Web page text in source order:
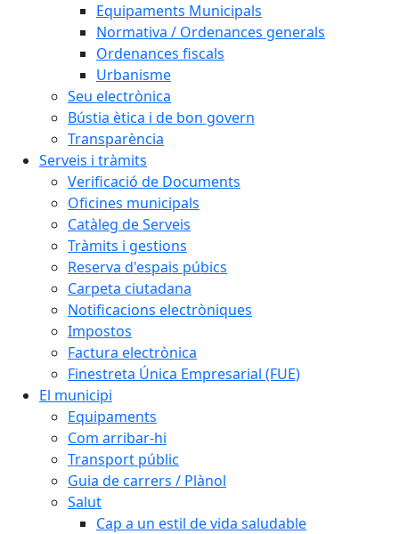
Equipaments Municipals
Normativa / Ordenances generals
Ordenances fiscals
Urbanisme
Seu electrònica
Bústia ètica i de bon govern
Transparència
Serveis i tràmits
Verificació de Documents
Oficines municipals
Catàleg de Serveis
Tràmits i gestions
Reserva d'espais púbics
Carpeta ciutadana
Notificacions electròniques
Impostos
Factura electrònica
Finestreta Única Empresarial (FUE)
El municipi
Equipaments
Com arribar-hi
Transport públic
Guia de carrers / Plànol
Salut
Cap a un estil de vida saludable